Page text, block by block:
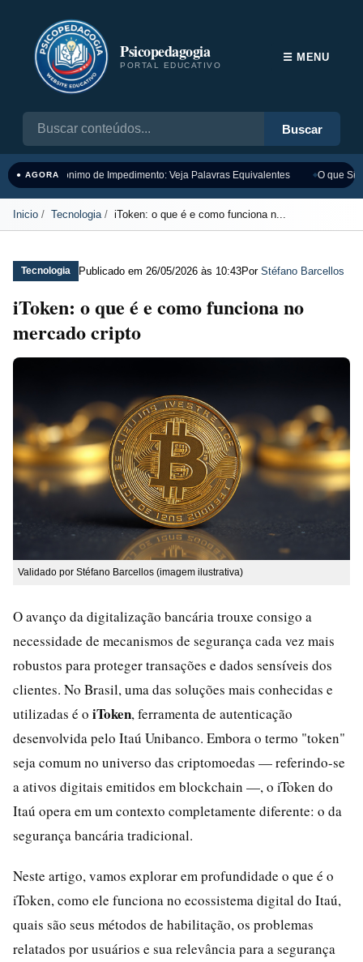
Psicopedagogia
PORTAL EDUCATIVO
Buscar
☰ MENU
● AGORASinônimo de Impedimento: Veja Palavras Equivalentes O que
Inicio Tecnologia iToken: o que é e como funciona n...
Tecnologia Publicado em 26/05/2026 às 10:43Por Stéfano Barcellos
iToken: o que é e como funciona no
mercado cripto
Validado por Stéfano Barcellos (imagem ilustrativa)
O avanço da digitalização bancária trouxe consigo a
necessidade de mecanismos de segurança cada vez mais
robustos para proteger transações e dados sensíveis dos
clientes. No Brasil, uma das soluções mais conhecidas e
utilizadas é o iToken, ferramenta de autenticação
desenvolvida pelo Itaú Unibanco. Embora o termo "token"
seja comum no universo das criptomoedas — referindo-se
a ativos digitais emitidos em blockchain —, o iToken do
Itaú opera em um contexto completamente diferente: o da
segurança bancária tradicional.
Neste artigo, vamos explorar em profundidade o que é o
iToken, como ele funciona no ecossistema digital do Itaú,
quais são seus métodos de habilitação, os problemas
relatados por usuários e sua relevância para a segurança